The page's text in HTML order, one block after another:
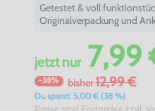
Getestet & voll
Originalverpackung und
jetztnur7,99
-38% bisher12,99 €
Du sparst: 5,00 € (38 %)